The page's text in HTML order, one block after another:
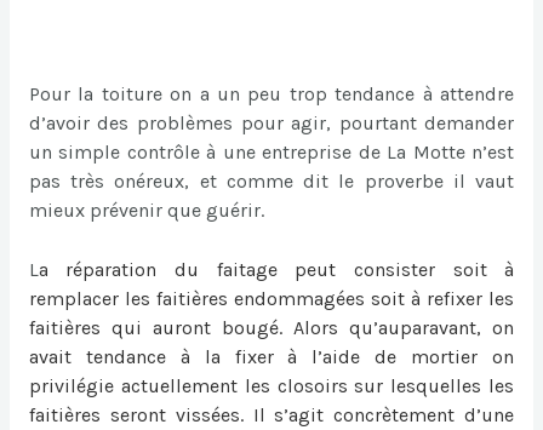
Pour la toiture on a un peu trop tendance à attendre
d’avoir des problèmes pour agir, pourtant demander
un simple contrôle à une entreprise de La Motte n’est
pas très onéreux, et comme dit le proverbe il vaut
mieux prévenir que guérir.
La réparation du faitage peut consister soit à
remplacer les faitières endommagées soit à refixer les
faitières qui auront bougé. Alors qu’auparavant, on
avait tendance à la fixer à l’aide de mortier on
privilégie actuellement les closoirs sur lesquelles les
faitières seront vissées. Il s’agit concrètement d’une